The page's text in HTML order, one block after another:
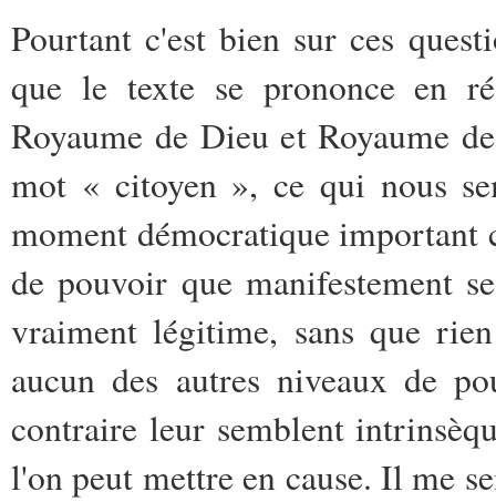
Pourtant c'est bien sur ces
que le texte se prononce en
Royaume de Dieu et Royaume
mot « citoyen », ce qui nous
moment démocratique important
de pouvoir que manifestement
vraiment légitime, sans que
aucun des autres niveaux de
contraire leur semblent
l'on peut mettre en cause. Il me